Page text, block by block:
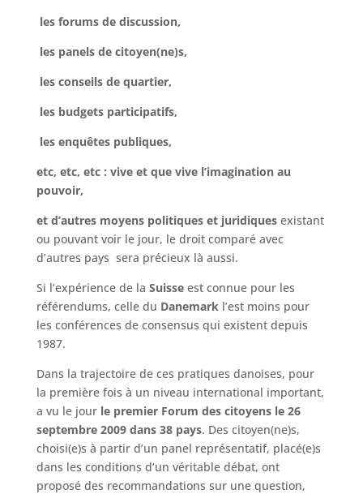
les forums de discussion,
les panels de citoyen(ne)s,
les conseils de quartier,
les budgets participatifs,
les enquêtes publiques,
etc, etc, etc : vive et que vive l’imagination au
pouvoir,
et d’autres moyens politiques et juridiques existant
ou pouvant voir le jour, le droit comparé avec
d’autres pays sera précieux là aussi.
Si l’expérience de la Suisseest connue pour les
référendums, celle du Danemarkl’est moins pour
les conférences de consensus qui existent depuis
1987.
Dans la trajectoire de ces pratiques danoises, pour
la première fois à un niveau international important,
a vu le jour le premier Forum des citoyens le 26
septembre 2009 dans 38 pays. Des citoyen(ne)s,
choisi(e)s à partir d’un panel représentatif, placé(e)s
dans les conditions d’un véritable débat, ont
proposé des recommandations sur une question,